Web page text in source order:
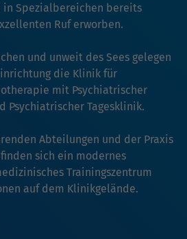
in Spezialbereichen bereits
Ruf erworben.
und unweit des Sees gelegen
die Klinik für
mit Psychiatrischer
Psychiatrischer Tagesklinik.
Abteilungen und der Praxis
sich ein modernes
Trainingszentrum
auf dem Klinikgelände.